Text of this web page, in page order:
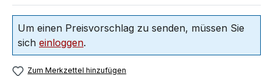
Um einen Preisvorschlag zu senden, müssen Sie
sich einloggen.
Zum Merkzettel hinzufügen